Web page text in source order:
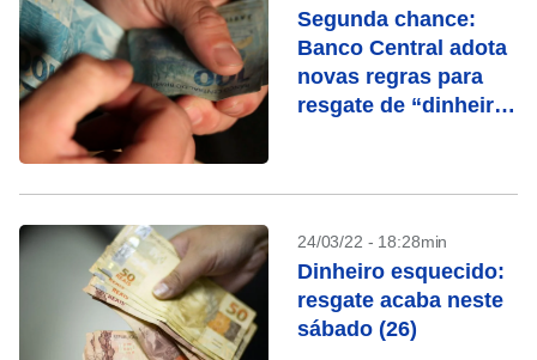
Segunda chance:
Banco Central adota
novas regras para
resgate de “dinheiro
24/03/22 - 18:28min
Dinheiro esquecido:
resgate acaba neste
sábado (26)